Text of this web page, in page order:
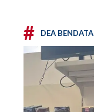
# DEA BENDATA